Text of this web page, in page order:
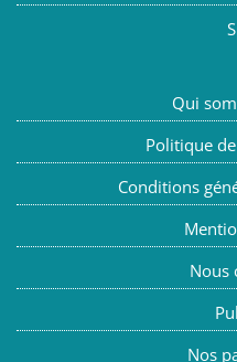
Qui
Politique
Conditions
Nous
Nos